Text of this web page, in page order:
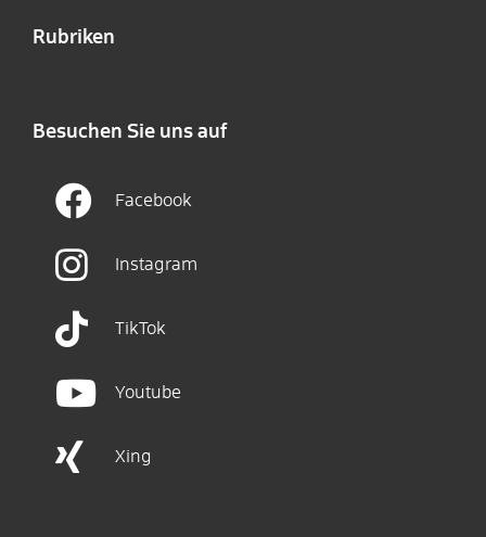
Rubriken
Besuchen Sie uns auf
Facebook
Instagram
TikTok
Youtube
Xing